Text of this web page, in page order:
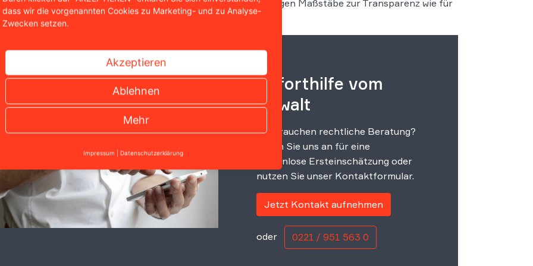
digitale Titelseite fungiert, gelten hier exakt dieselben strengen Maßstäbe zur Transparenz wie für
Flächen großer Nachrichtenportale.
Soforthilfe vom
Anwalt
Sie brauchen rechtliche Beratung?
Rufen Sie uns an für eine
kostenlose Ersteinschätzung oder
nutzen Sie unser Kontaktformular.
Jetzt Kontakt aufnehmen
oder 0221 / 951 563 0
dass wir die vorgenannten Cookies zu Marketing- und zu Analyse-
Zwecken setzen.
Akzeptieren
Ablehnen
Mehr
Impressum Datenschutzerklärung